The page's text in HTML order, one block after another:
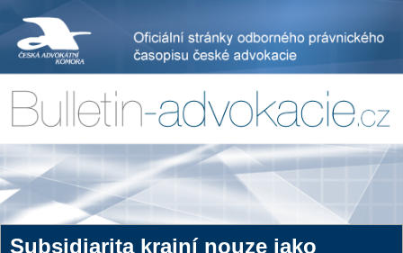
Subsidiarita krajní nouze jako